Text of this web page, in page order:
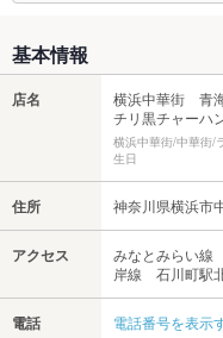
基本情報
店名
横浜中華街 青
チリ黒チャーハ
横浜中華街/中華街/
生日
住所 神奈川県横浜市
アクセス
みなとみらい線
岸線 石川町駅
電話 電話番号を表示